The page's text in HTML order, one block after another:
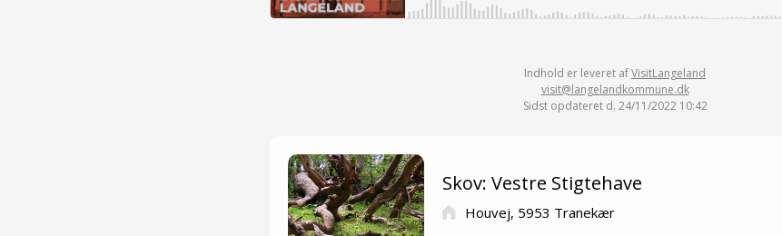
Indhold er leveret afVisitLangeland
visit@langelandkommune.dk
Sidst opdateret d. 24/11/2022 10:42
Skov: Vestre Stigtehave
Houvej, 5953 Tranekær